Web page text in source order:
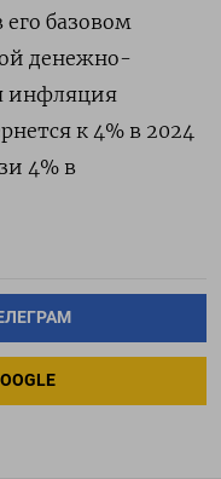
базовом
денежно-
инфляция
к 4% в 2024
4% в